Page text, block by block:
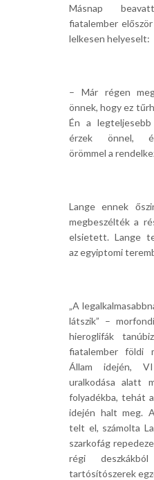
Másnap
fiatalember
lelkesen helyeselt:
– Már régen
önnek, hogy ez
Én a
érzek önnel,
örömmel a
Lange ennek
megbeszélték a
elsietett. Lange
az egyiptomi
„A
látszik” –
hieroglifák
fiatalember földi
Állam idején,
uralkodása alatt
folyadékba, tehát
idején halt meg.
telt el, számolta
szarkofág
régi
tartósítószerek